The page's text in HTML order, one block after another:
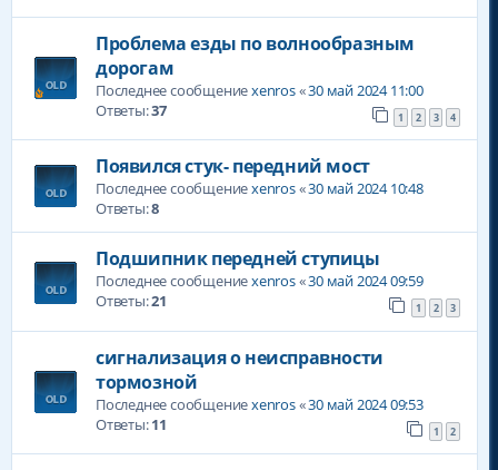
Проблема езды по волнообразным
дорогам
Последнее сообщениеxenros«30 май 2024 11:00
Ответы:37 1 2 3 4
Появился стук- передний мост
Последнее сообщениеxenros«30 май 2024 10:48
Ответы:8
Подшипник передней ступицы
Последнее сообщениеxenros«30 май 2024 09:59
Ответы:21 1 2 3
сигнализация о неисправности
тормозной
Последнее сообщениеxenros«30 май 2024 09:53
Ответы:11 1 2